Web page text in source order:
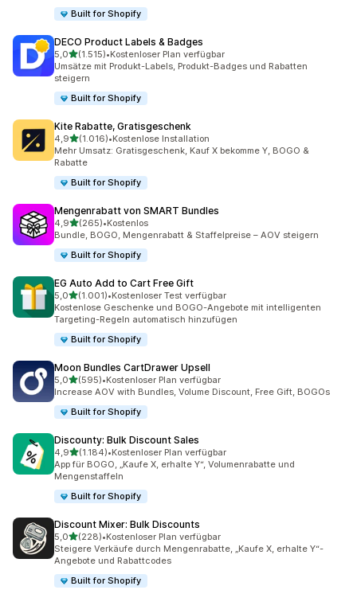
Built for Shopify
DECO Product Labels & Badges
5,0von 5 Sternen
(1.515)
1515 Rezensionen insgesamt
•Kostenloser Plan verfügbar
Umsätze mit Produkt-Labels, Produkt-Badges und Rabatten
steigern
Built for Shopify
Kite Rabatte, Gratisgeschenk
4,9von 5 Sternen
(1.016)
1016 Rezensionen insgesamt
•Kostenlose Installation
Mehr Umsatz: Gratisgeschenk, Kauf X bekomme Y, BOGO &
Rabatte
Built for Shopify
Mengenrabatt von SMART Bundles
4,9von 5 Sternen
(265)
265 Rezensionen insgesamt
•Kostenlos
Bundle, BOGO, Mengenrabatt & Staffelpreise – AOV steigern
Built for Shopify
EG Auto Add to Cart Free Gift
5,0von 5 Sternen
(1.001)
1001 Rezensionen insgesamt
•Kostenloser Test verfügbar
Kostenlose Geschenke und BOGO-Angebote mit intelligenten
Targeting-Regeln automatisch hinzufügen
Built for Shopify
Moon Bundles CartDrawer Upsell
5,0von 5 Sternen
(595)
595 Rezensionen insgesamt
•Kostenloser Plan verfügbar
Increase AOV with Bundles, Volume Discount, Free Gift, BOGOs
Built for Shopify
Discounty: Bulk Discount Sales
4,9von 5 Sternen
(1.184)
1184 Rezensionen insgesamt
•Kostenloser Plan verfügbar
App für BOGO, „Kaufe X, erhalte Y“, Volumenrabatte und
Mengenstaffeln
Built for Shopify
Discount Mixer: Bulk Discounts
5,0von 5 Sternen
(228)
228 Rezensionen insgesamt
•Kostenloser Plan verfügbar
Steigere Verkäufe durch Mengenrabatte, „Kaufe X, erhalte Y“-
Angebote und Rabattcodes
Built for Shopify